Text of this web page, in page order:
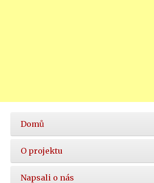
Hlavní
nabídka
Domů
O projektu
Napsali o nás